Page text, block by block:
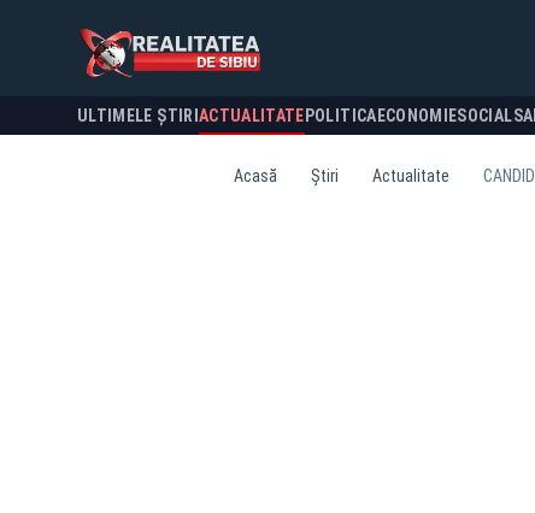
ULTIMELE ȘTIRI ACTUALITATE POLITICA ECONOMIESOCIAL
Acasă Știri Actualitate